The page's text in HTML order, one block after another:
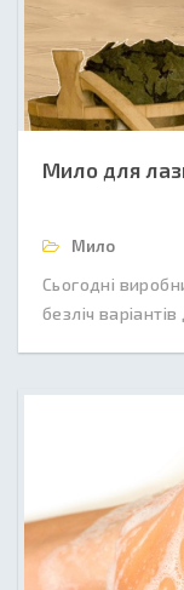
Мило для
Мило
Сьогодні
безліч